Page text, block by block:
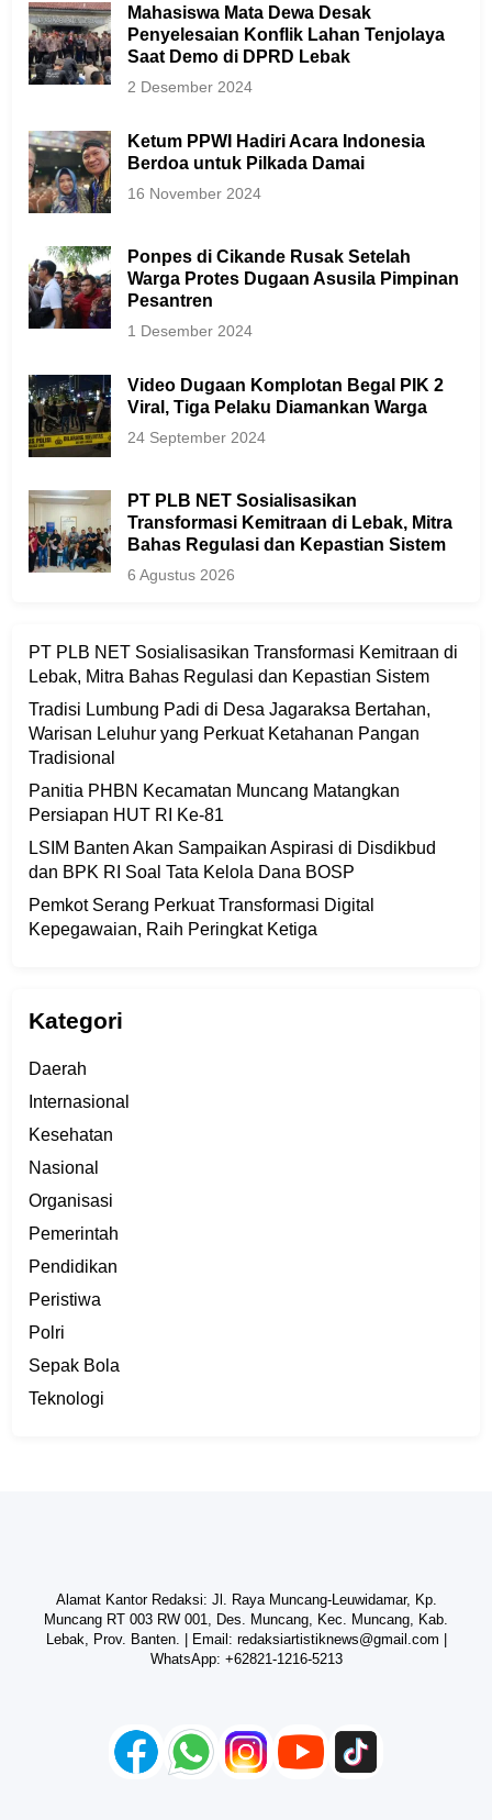
Mahasiswa Mata Dewa Desak
Penyelesaian Konflik Lahan Tenjolaya
Saat Demo di DPRD Lebak
2 Desember 2024
Ketum PPWI Hadiri Acara Indonesia
Berdoa untuk Pilkada Damai
16 November 2024
Ponpes di Cikande Rusak Setelah
Warga Protes Dugaan Asusila Pimpinan
Pesantren
1 Desember 2024
Video Dugaan Komplotan Begal PIK 2
Viral, Tiga Pelaku Diamankan Warga
24 September 2024
PT PLB NET Sosialisasikan
Transformasi Kemitraan di Lebak, Mitra
Bahas Regulasi dan Kepastian Sistem
6 Agustus 2026
PT PLB NET Sosialisasikan Transformasi Kemitraan di
Lebak, Mitra Bahas Regulasi dan Kepastian Sistem
Tradisi Lumbung Padi di Desa Jagaraksa Bertahan,
Warisan Leluhur yang Perkuat Ketahanan Pangan
Tradisional
Panitia PHBN Kecamatan Muncang Matangkan
Persiapan HUT RI Ke-81
LSIM Banten Akan Sampaikan Aspirasi di Disdikbud
dan BPK RI Soal Tata Kelola Dana BOSP
Pemkot Serang Perkuat Transformasi Digital
Kepegawaian, Raih Peringkat Ketiga
Kategori
Daerah
Internasional
Kesehatan
Nasional
Organisasi
Pemerintah
Pendidikan
Peristiwa
Polri
Sepak Bola
Teknologi
Alamat Kantor Redaksi: Jl. Raya Muncang-Leuwidamar, Kp.
Muncang RT 003 RW 001, Des. Muncang, Kec. Muncang, Kab.
Lebak, Prov. Banten. | Email: redaksiartistiknews@gmail.com
WhatsApp: +62821-1216-5213